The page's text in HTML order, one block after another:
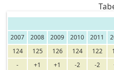
2007
2008 2009 2010 2011
124
125 126 124 122
-
+1 +1 -2 -2